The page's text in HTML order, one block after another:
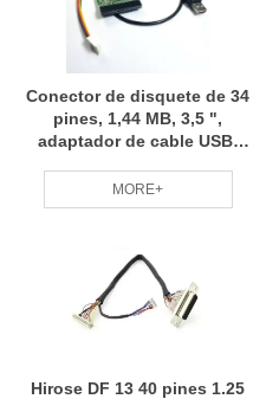
Conector de disquete de 34
pines, 1,44 MB, 3,5 ",
adaptador de cable USB,
MORE+
Hirose DF 13 40 pines 1.25